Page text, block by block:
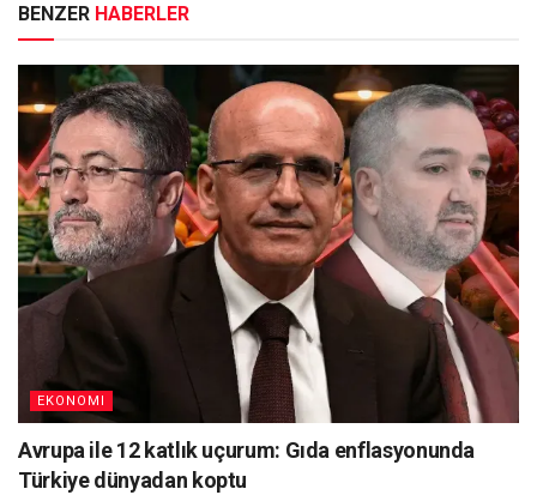
BENZER HABERLER
EKONOMI
Avrupa ile 12 katlık uçurum: Gıda enflasyonunda
Türkiye dünyadan koptu